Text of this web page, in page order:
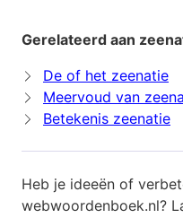
Gerelateerd aan
De of het zeenatie
Meervoud van
Betekenis zeenatie
Heb je ideeën of
webwoordenboek.nl?